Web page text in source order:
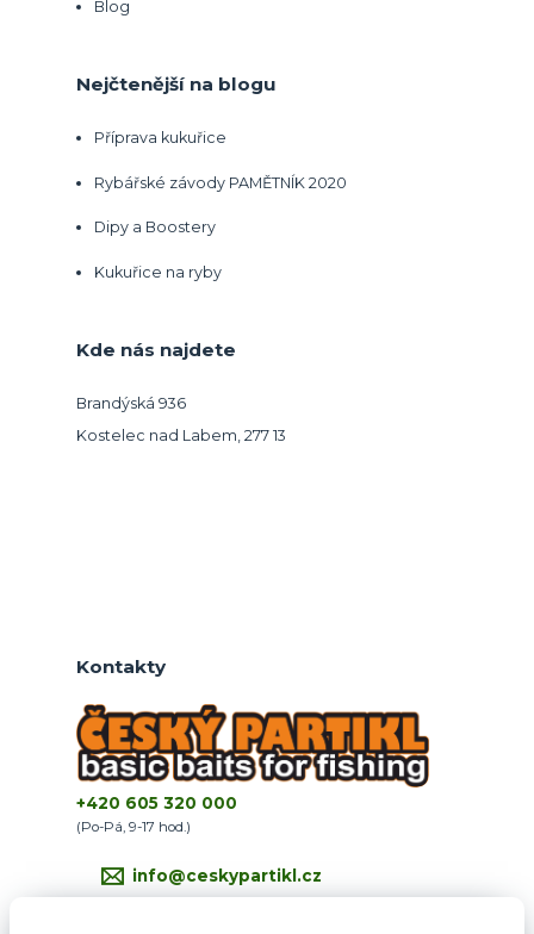
Blog
Nejčtenější na blogu
Příprava kukuřice
Rybářské závody PAMĚTNÍK 2020
Dipy a Boostery
Kukuřice na ryby
Kde nás najdete
Brandýská 936
Kostelec nad Labem, 277 13
Kontakty
+420 605 320 000
(Po-Pá, 9-17 hod.)
info@ceskypartikl.cz